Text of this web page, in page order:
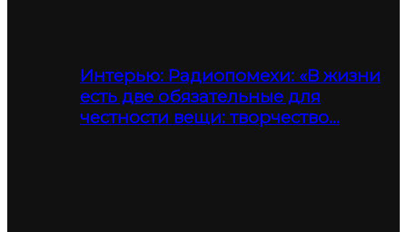
Интерью: Радиопомехи: «В жизни
есть две обязательные для
честности вещи: творчество…